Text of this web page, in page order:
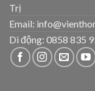
Trị
Email:
Di động: 0858 835